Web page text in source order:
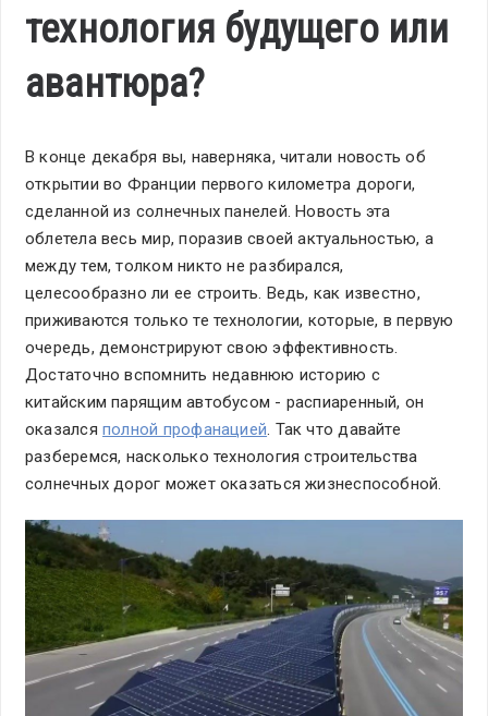
технология будущего или
авантюра?
В конце декабря вы, наверняка, читали новость об
открытии во Франции первого километра дороги,
сделанной из солнечных панелей. Новость эта
облетела весь мир, поразив своей актуальностью, а
между тем, толком никто не разбирался,
целесообразно ли ее строить. Ведь, как известно,
приживаются только те технологии, которые, в первую
очередь, демонстрируют свою эффективность.
Достаточно вспомнить недавнюю историю с
китайским парящим автобусом - распиаренный, он
оказалсяполной профанацией. Так что давайте
разберемся, насколько технология строительства
солнечных дорог может оказаться жизнеспособной.